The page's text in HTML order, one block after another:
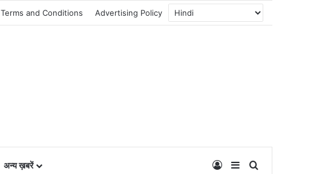
Terms and Conditions Advertising Policy
अन्य ख़बरें Log InSidebar